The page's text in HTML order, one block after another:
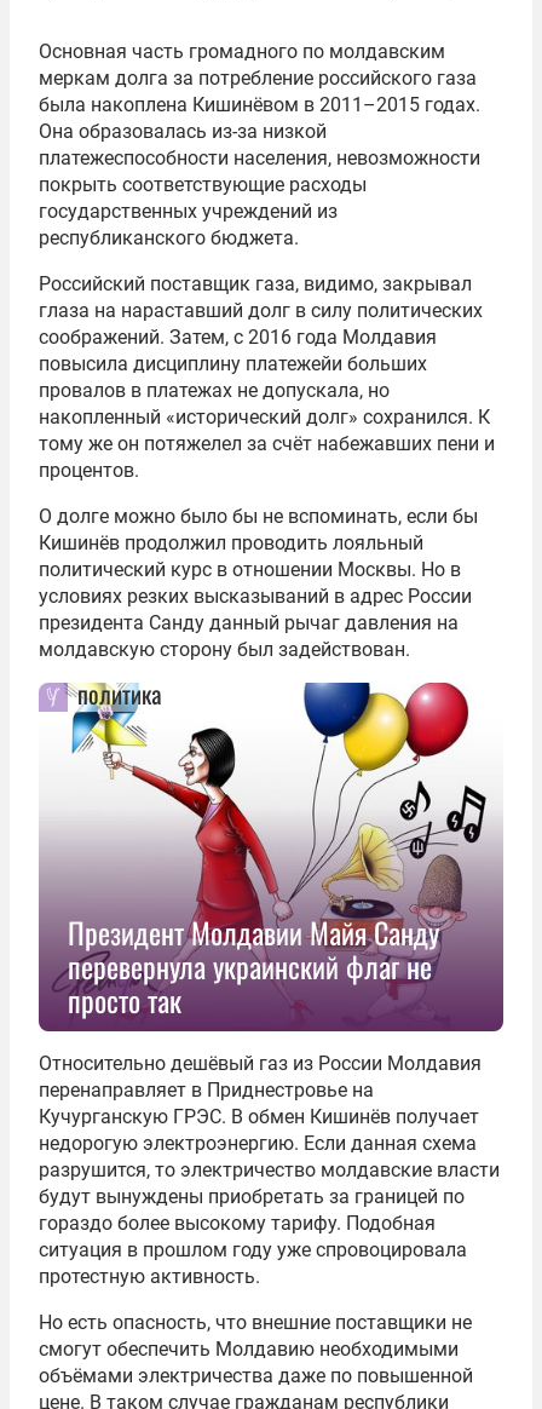
Основная часть громадного по молдавским
меркам долга за потребление российского газа
была накоплена Кишинёвом в 2011–2015 годах.
Она образовалась из-за низкой
платежеспособности населения, невозможности
покрыть соответствующие расходы
государственных учреждений из
республиканского бюджета.
Российский поставщик газа, видимо, закрывал
глаза на нараставший долг в силу политических
соображений. Затем, с 2016 года Молдавия
повысила дисциплину платежейи больших
провалов в платежах не допускала, но
накопленный «исторический долг» сохранился. К
тому же он потяжелел за счёт набежавших пени и
процентов.
О долге можно было бы не вспоминать, если бы
Кишинёв продолжил проводить лояльный
политический курс в отношении Москвы. Но в
условиях резких высказываний в адрес России
президента Санду данный рычаг давления на
молдавскую сторону был задействован.
политика
Президент Молдавии Майя Санду
перевернула украинский флаг не
просто так
Относительно дешёвый газ из России Молдавия
перенаправляет в Приднестровье на
Кучурганскую ГРЭС. В обмен Кишинёв получает
недорогую электроэнергию. Если данная схема
разрушится, то электричество молдавские власти
будут вынуждены приобретать за границей по
гораздо более высокому тарифу. Подобная
ситуация в прошлом году уже спровоцировала
протестную активность.
Но есть опасность, что внешние поставщики не
смогут обеспечить Молдавию необходимыми
объёмами электричества даже по повышенной
цене. В таком случае гражданам республики